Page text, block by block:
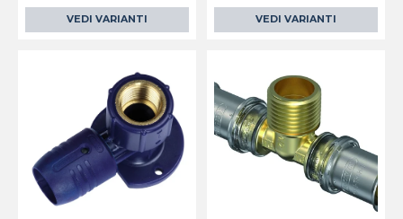
VEDI VARIANTI VEDI VARIANTI